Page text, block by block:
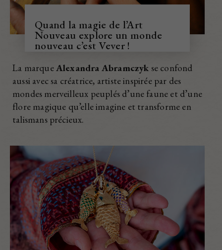
Quand la magie de l’Art
Nouveau explore un monde
nouveau c’est Vever !
La marqueAlexandra Abramczyk se confond
aussi avec sa créatrice, artiste inspirée par des
mondes merveilleux peuplés d’une faune et d’une
flore magique qu’elle imagine et transforme en
talismans précieux.